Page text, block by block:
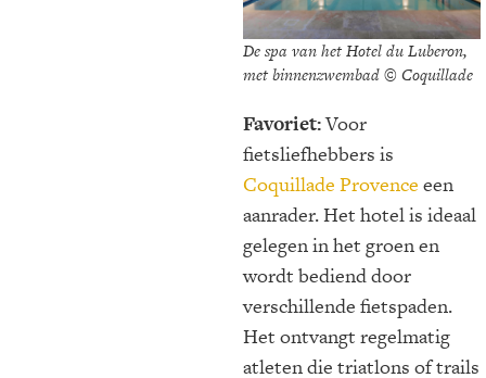
De spa van het Hotel du Luberon,
met binnenzwembad © Coquillade
Favoriet:Voor
fietsliefhebbers is
Coquillade Provence een
aanrader. Het hotel is ideaal
gelegen in het groen en
wordt bediend door
verschillende fietspaden.
Het ontvangt regelmatig
atleten die triatlons of trails